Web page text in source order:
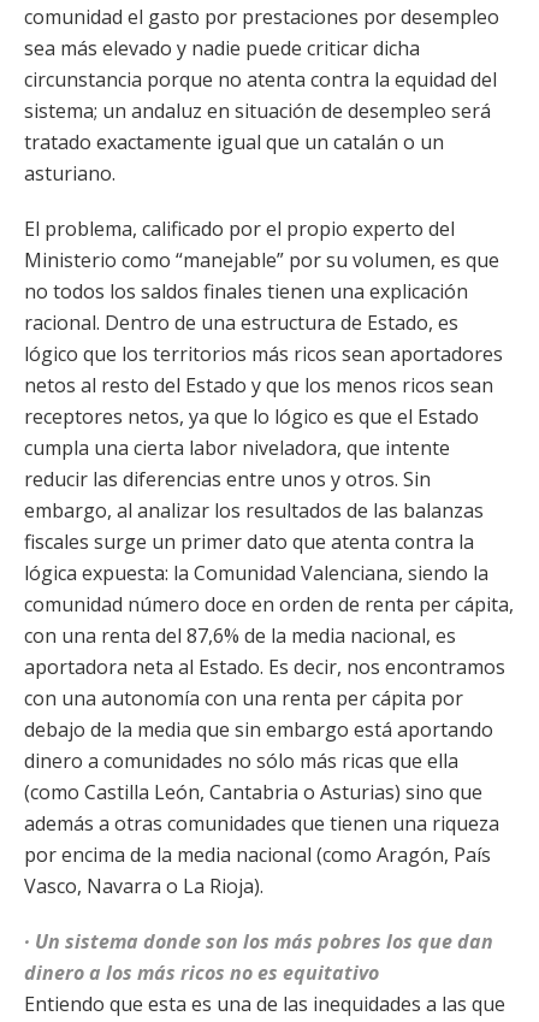
comunidad el gasto por prestaciones por desempleo
sea más elevado y nadie puede criticar dicha
circunstancia porque no atenta contra la equidad del
sistema; un andaluz en situación de desempleo será
tratado exactamente igual que un catalán o un
asturiano.
El problema, calificado por el propio experto del
Ministerio como “manejable” por su volumen, es que
no todos los saldos finales tienen una explicación
racional. Dentro de una estructura de Estado, es
lógico que los territorios más ricos sean aportadores
netos al resto del Estado y que los menos ricos sean
receptores netos, ya que lo lógico es que el Estado
cumpla una cierta labor niveladora, que intente
reducir las diferencias entre unos y otros. Sin
embargo, al analizar los resultados de las balanzas
fiscales surge un primer dato que atenta contra la
lógica expuesta: la Comunidad Valenciana, siendo la
comunidad número doce en orden de renta per cápita,
con una renta del 87,6% de la media nacional, es
aportadora neta al Estado. Es decir, nos encontramos
con una autonomía con una renta per cápita por
debajo de la media que sin embargo está aportando
dinero a comunidades no sólo más ricas que ella
(como Castilla León, Cantabria o Asturias) sino que
además a otras comunidades que tienen una riqueza
por encima de la media nacional (como Aragón, País
Vasco, Navarra o La Rioja).
· Un sistema donde son los más pobres los que dan
dinero a los más ricos no es equitativo
Entiendo que esta es una de las inequidades a las que